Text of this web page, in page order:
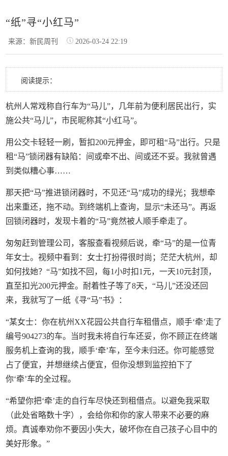
“纸”寻“小红马”
来源：新民周刊 2026-03-24 22:19
阅读提示：
杭州人常戏称自行车为“马儿”，几年前为便利居民出行，实
施公共“马儿”，市民昵称其“小红马”。
用公交卡轻轻一刷，暂扣200元押金，即可租“马”出行。只是
租“马”锁闭器有缺陷：间或牵不出、间或还不妥。我就曾遇
到类似糟心事……
那天把“马”推进锁闭器时，不见还“马”成功的绿光；我想牵
出来重还，拖不动。到终端机上查询，显示“未还马”。再返
回锁闭器时，发现卡着的“马”竟然被人顺手牵走了。
匆匆赶到管理公司，客服查看视频后说，牵“马”的是一位青
年女士。视频中看到：女士打扮得很时尚；茫茫大杭州，却
如何找她？“马”如找不回，每1小时扣1元，一天10元封顶，
直至扣光200元押金。耐着性子等了8天，“马儿”还没还回
来，我就写了一纸《寻“马”书》：
“某女士：你在杭州XX花园公共自行车租借点，顺手‘牵’走了
编号904273的车。当时我未将自行车还妥，你不顾正在终端
服务机上查询的我，顺手‘牵’车，至今未归还。你可能感觉
占了便宜，并想继续占便宜，但你没想到监控拍下了
你‘牵’车的全过程。
“希望你把‘牵’走的自行车尽快还到租借点。以避免我采取
（此处省略数十字），会给你和你的家人带来不必要的麻
烦。真诚奉劝你不要因小失大，破坏你在自己孩子心目中的
美好形象。”